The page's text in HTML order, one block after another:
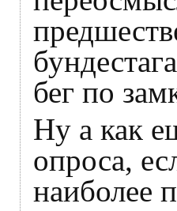
бег по
Ну а как
опроса,
наиболее